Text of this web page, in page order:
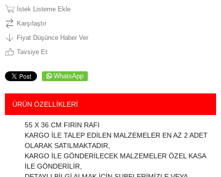
İstek Listeme Ekle
Karşılaştır
Fiyat Düşünce Haber Ver
Tavsiye Et
WhatsApp
ÜRÜN ÖZELLIKLERI
55 X 36 CM FIRIN RAFI
KARGO İLE TALEP EDİLEN MALZEMELER EN AZ 2 ADET
OLARAK SATILMAKTADIR,
KARGO İLE GÖNDERİLECEK MALZEMELER ÖZEL KASA
İLE GÖNDERİLİR,